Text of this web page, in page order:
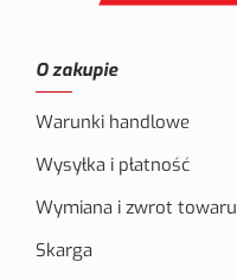
O zakupie
Warunki handlowe
Wysyłka i płatność
Wymiana i zwrot towaru
Skarga